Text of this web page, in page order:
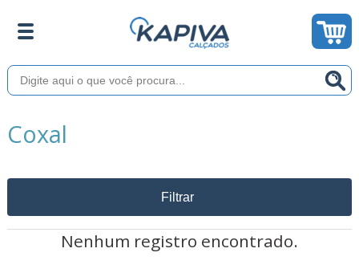
Coxal
Filtrar
Nenhum registro encontrado.